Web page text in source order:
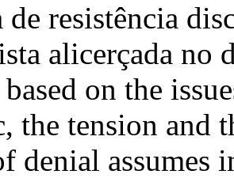
de resistência
alicerçada no
on the
the tension and
denial assumes